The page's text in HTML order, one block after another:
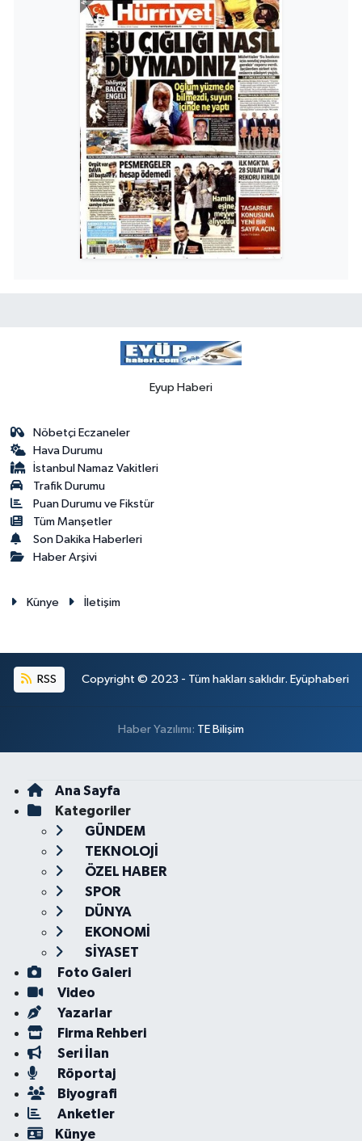
Eyup Haberi
Nöbetçi Eczaneler
Hava Durumu
İstanbul Namaz Vakitleri
Trafik Durumu
Puan Durumu ve Fikstür
Tüm Manşetler
Son Dakika Haberleri
Haber Arşivi
Künye İletişim
RSS Copyright © 2023 - Tüm hakları saklıdır. Eyüphaberi
Haber Yazılımı: TE Bilişim
Ana Sayfa
Kategoriler
GÜNDEM
TEKNOLOJİ
ÖZEL HABER
SPOR
DÜNYA
EKONOMİ
SİYASET
Foto Galeri
Video
Yazarlar
Firma Rehberi
Seri İlan
Röportaj
Biyografi
Anketler
Künye